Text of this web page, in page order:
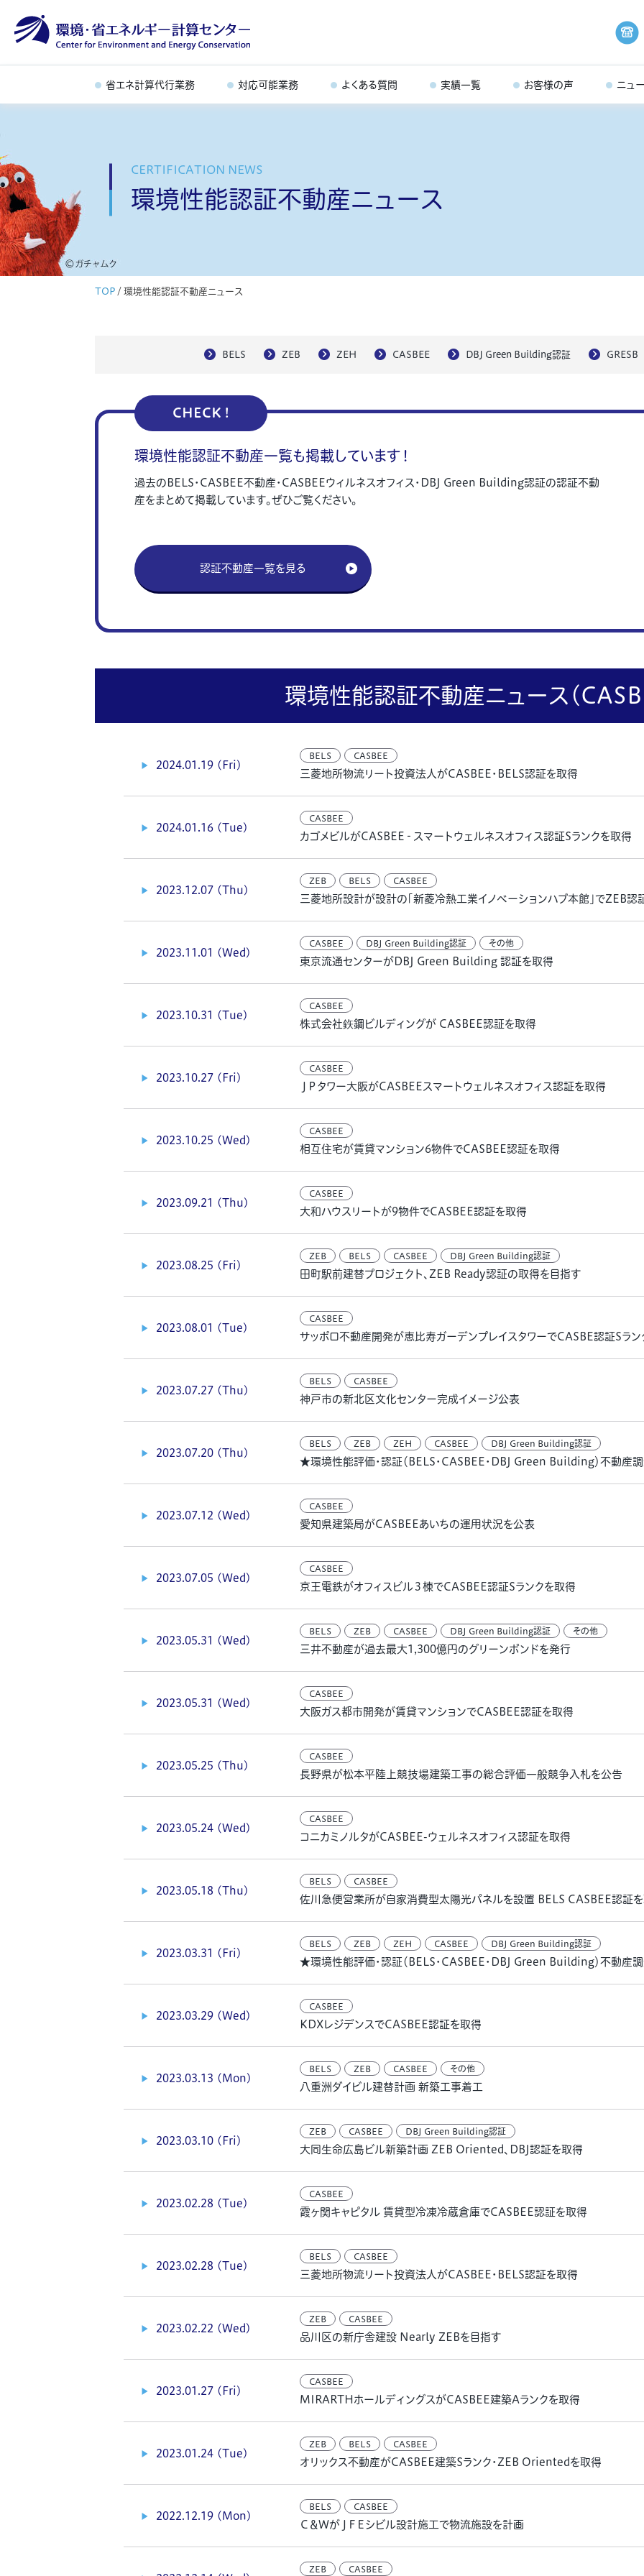
省エネ計算代行業務 対応可能業務 よくある質問 実績一覧 お客様の声 ニュ
CERTIFICATION NEWS
環境性能認証不動産ニュース
TOP /環境性能認証不動産ニュース
BELS ZEB ZEH CASBEE DBJ Green Building認証 GRESB
CHECK !
環境性能認証不動産一覧も掲載しています！
過去のBELS・CASBEE不動産・CASBEEウィルネスオフィス・DBJ Green Building認証の認証不動
産をまとめて掲載しています。ぜひご覧ください。
認証不動産一覧を見る
環境性能認証不動産ニュース
2024.01.19 (Fri)
BELS CASBEE
三菱地所物流リート投資法人がCASBEE・BELS認証を取得
2024.01.16 (Tue)
CASBEE
カゴメビルがCASBEE‐スマートウェルネスオフィス認証Sランクを取得
2023.12.07 (Thu)
ZEB BELS CASBEE
三菱地所設計が設計の「新菱冷熱工業イノベーションハブ本館」でZEB認
2023.11.01 (Wed)
CASBEE DBJ Green Building認証 その他
東京流通センターがDBJ Green Building 認証を取得
2023.10.31 (Tue)
CASBEE
株式会社鉃鋼ビルディングが CASBEE認証を取得
2023.10.27 (Fri)
CASBEE
ＪＰタワー大阪がCASBEEスマートウェルネスオフィス認証を取得
2023.10.25 (Wed)
CASBEE
相互住宅が賃貸マンション6物件でCASBEE認証を取得
2023.09.21 (Thu)
CASBEE
大和ハウスリートが9物件でCASBEE認証を取得
2023.08.25 (Fri)
ZEB BELS CASBEE DBJ Green Building認証
田町駅前建替プロジェクト、ZEB Ready認証の取得を目指す
2023.08.01 (Tue)
CASBEE
サッポロ不動産開発が恵比寿ガーデンプレイスタワーでCASBE認証Sラン
2023.07.27 (Thu)
BELS CASBEE
神戸市の新北区文化センター完成イメージ公表
2023.07.20 (Thu)
BELS ZEB ZEH CASBEE DBJ Green Building認証
★環境性能評価・認証（BELS・CASBEE・DBJ Green Building）不動産調
2023.07.12 (Wed)
CASBEE
愛知県建築局がCASBEEあいちの運用状況を公表
2023.07.05 (Wed)
CASBEE
京王電鉄がオフィスビル３棟でCASBEE認証Sランクを取得
2023.05.31 (Wed)
BELS ZEB CASBEE DBJ Green Building認証 その他
三井不動産が過去最大1,300億円のグリーンボンドを発行
2023.05.31 (Wed)
CASBEE
大阪ガス都市開発が賃貸マンションでCASBEE認証を取得
2023.05.25 (Thu)
CASBEE
長野県が松本平陸上競技場建築工事の総合評価一般競争入札を公告
2023.05.24 (Wed)
CASBEE
コニカミノルタがCASBEE-ウェルネスオフィス認証を取得
2023.05.18 (Thu)
BELS CASBEE
佐川急便営業所が自家消費型太陽光パネルを設置 BELS CASBEE認証
2023.03.31 (Fri)
BELS ZEB ZEH CASBEE DBJ Green Building認証
★環境性能評価・認証（BELS・CASBEE・DBJ Green Building）不動産調
2023.03.29 (Wed)
CASBEE
KDXレジデンスでCASBEE認証を取得
2023.03.13 (Mon)
BELS ZEB CASBEE その他
八重洲ダイビル建替計画 新築工事着工
2023.03.10 (Fri)
ZEB CASBEE DBJ Green Building認証
大同生命広島ビル新築計画 ZEB Oriented、DBJ認証を取得
2023.02.28 (Tue)
CASBEE
霞ヶ関キャピタル 賃貸型冷凍冷蔵倉庫でCASBEE認証を取得
2023.02.28 (Tue)
BELS CASBEE
三菱地所物流リート投資法人がCASBEE・BELS認証を取得
2023.02.22 (Wed)
ZEB CASBEE
品川区の新庁舎建設 Nearly ZEBを目指す
2023.01.27 (Fri)
CASBEE
MIRARTHホールディングスがCASBEE建築Aランクを取得
2023.01.24 (Tue)
ZEB BELS CASBEE
オリックス不動産がCASBEE建築Sランク・ZEB Orientedを取得
2022.12.19 (Mon)
BELS CASBEE
Ｃ＆ＷがＪＦＥシビル設計施工で物流施設を計画
ZEB CASBEE